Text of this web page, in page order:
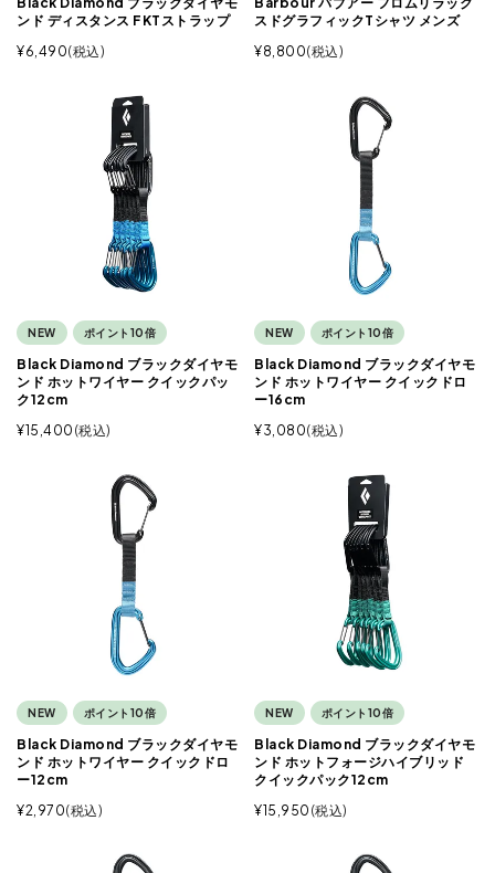
ンド ディスタンス FKTストラップ
¥6,490 税込
スドグラフィックTシャツ メンズ
¥8,800 税込
NEW ポイント10倍
Black Diamond ブラックダイヤモ
ンド ホットワイヤー クイックパッ
ク12cm
¥15,400 税込
NEW ポイント10倍
Black Diamond ブラックダイヤモ
ンド ホットワイヤー クイックドロ
ー16cm
¥3,080 税込
NEW ポイント10倍
Black Diamond ブラックダイヤモ
ンド ホットワイヤー クイックドロ
ー12cm
¥2,970 税込
NEW ポイント10倍
Black Diamond ブラックダイヤモ
ンド ホットフォージハイブリッド
クイックパック12cm
¥15,950 税込